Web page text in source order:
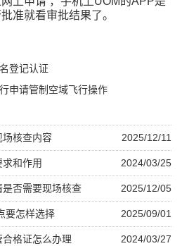
准就看审批结果了。
登记认证
申请管制空域飞行操作
2025/12/11
场核查内容
2024/03/25
和作用
2025/12/05
否需要现场核查
2025/09/01
要怎样选择
2024/03/27
格证怎么办理